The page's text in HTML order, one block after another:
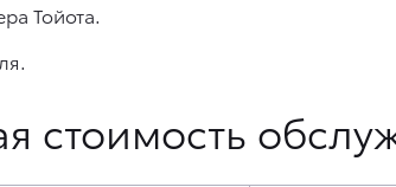
Тойота.
стоимость